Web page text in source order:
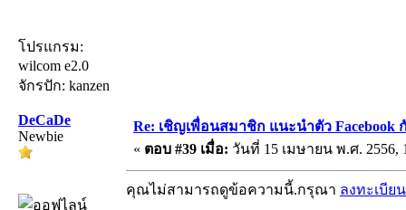
โปรแกรม:
wilcom e2.0
จักรปัก: kanzen
DeCaDe
Newbie
Re: เชิญเพื่อนสมาชิก แนะนำตัว Facebook
« ตอบ #39 เมื่อ: วันที่ 15 เมษายน พ.ศ. 2556,
คุณไม่สามารถดูข้อความนี้.กรุณา ลงทะเบียน